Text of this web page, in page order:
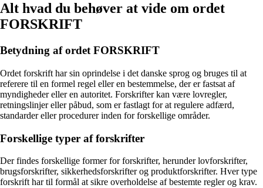
Alt hvad du behøver at vide om ordet
FORSKRIFT
Betydning af ordet FORSKRIFT
Ordet forskrift har sin oprindelse i det danske sprog og bruges til at
referere til en formel regel eller en bestemmelse, der er fastsat af
myndigheder eller en autoritet. Forskrifter kan være lovregler,
retningslinjer eller påbud, som er fastlagt for at regulere adfærd,
standarder eller procedurer inden for forskellige områder.
Forskellige typer af forskrifter
Der findes forskellige former for forskrifter, herunder lovforskrifter,
brugsforskrifter, sikkerhedsforskrifter og produktforskrifter. Hver type
forskrift har til formål at sikre overholdelse af bestemte regler og krav.